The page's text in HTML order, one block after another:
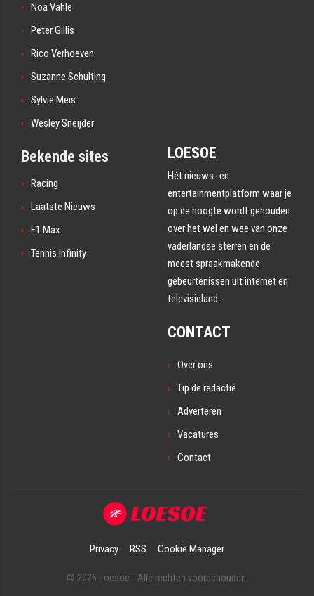
Noa Vahle
Peter Gillis
Rico Verhoeven
Suzanne Schulting
Sylvie Meis
Wesley Sneijder
Bekende sites
Racing
Laatste Nieuws
F1 Max
Tennis Infinity
LOESOE
Hét nieuws- en
entertainmentplatform waar je
op de hoogte wordt gehouden
over het wel en wee van onze
vaderlandse sterren en de
meest spraakmakende
gebeurtenissen uit internet en
televisieland.
CONTACT
Over ons
Tip de redactie
Adverteren
Vacatures
Contact
Privacy RSS Cookie Manager
© 2026 Loesoe - Alle rechten voorbehouden.